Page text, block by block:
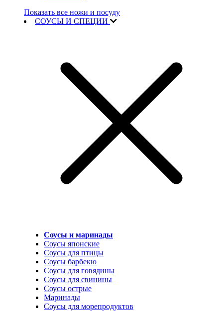
Показать все ножи и посуду
СОУСЫ И СПЕЦИИ
Соусы и маринады
Соусы японские
Соусы для птицы
Соусы барбекю
Соусы для говядины
Соусы для свинины
Соусы острые
Маринады
Соусы для морепродуктов